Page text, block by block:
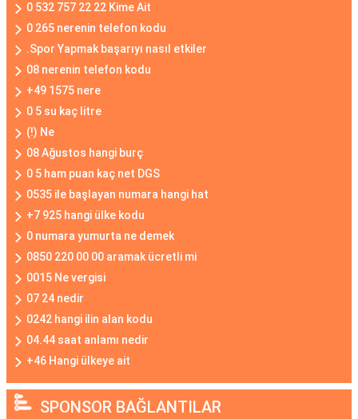
0 532 757 22 22 Kime Ait
0 265 nerenin telefon kodu
.Spor Yapmak başarıyı nasıl etkiler
08 nerenin telefon kodu
+49 1575 nere
0 5 su kaç litre
(!) Ne
08 Ağustos hangi burç
0 5 ham puan kaç net DGS
0535 ile başlayan numara hangi hat
+7 925 hangi ülke kodu
0 numara yumurta ne demek
0850 220 00 00 aramak ücretli mi
0015 Ne vergisi
07 24 nedir
0242 hangi ilin alan kodu
04.44 saat anlamı nedir
+46 Hangi ülkeye ait
SPONSOR BAĞLANTILAR